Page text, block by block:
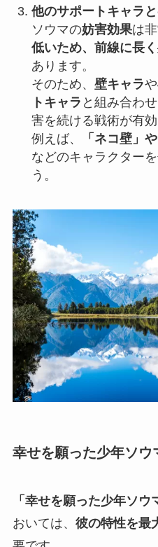
他のサポートキャラ
ソウマの妨害効果は
低いため、前線に長
あります。
そのため、 壁キャラや
トキャラ と組み合わ
害を続ける戦術が有効
例えば、
「ネコ壁」
などのキャラクター
う。
幸せを願った少年ソウ
「幸せを願った少年ソウ
おいては、 彼の特性を最